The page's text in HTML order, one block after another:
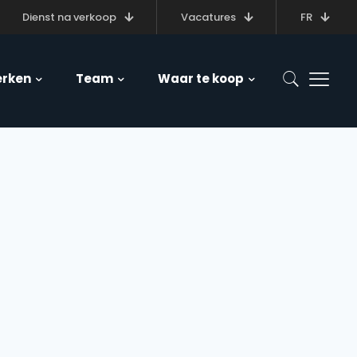
Dienst na verkoop Vacatures FR
Team Waar te koop